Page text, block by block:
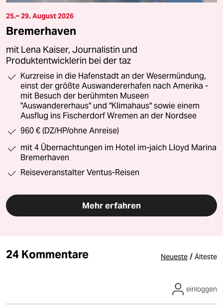
25.– 29. August 2026
Bremerhaven
mit Lena Kaiser, Journalistin und
Produktentwicklerin bei der taz
Kurzreise in die Hafenstadt an der Wesermündung,
einst der größte Auswandererhafen nach Amerika -
mit Besuch der berühmten Museen
"Auswandererhaus" und "Klimahaus" sowie einem
Ausflug ins Fischerdorf Wremen an der Nordsee
960 € (DZ/HP/ohne Anreise)
mit 4 Übernachtungen im Hotel im-jaich Lloyd Marina
Bremerhaven
Reiseveranstalter Ventus-Reisen
Mehr erfahren
24 Kommentare Neueste / Älteste
einloggen